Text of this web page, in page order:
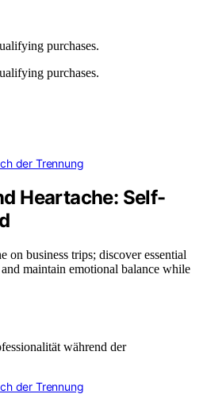
purchases.
purchases.
der Trennung
Heartache: Self-
on business trips; discover essential
maintain emotional balance while
der Trennung